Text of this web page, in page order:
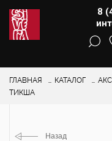
8
ГЛАВНАЯ КАТАЛОГ
ТИКША
Назад